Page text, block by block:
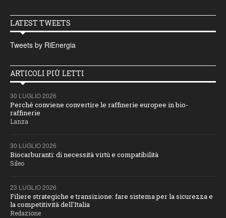
LATEST TWEETS
Tweets by RiEnergia
ARTICOLI PIÙ LETTI
30 LUGLIO 2026
Perché conviene convertire le raffinerie europee in bio-
raffinerie
Lanza
30 LUGLIO 2026
Biocarburanti: di necessità virtù e compatibilità
Sileo
23 LUGLIO 2026
Filiere strategiche e transizione: fare sistema per la sicurezza e
la competitività dell'Italia
Redazione